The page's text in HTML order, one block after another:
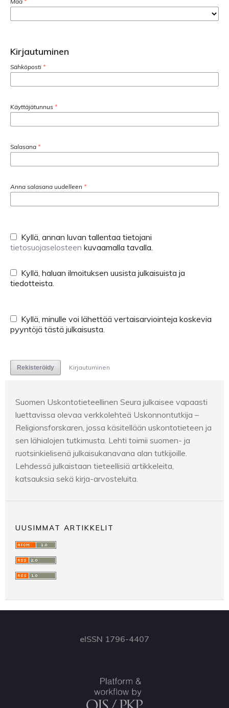
Kirjautuminen
Sähköposti *
Käyttäjätunnus *
Salasana *
Anna salasana uudelleen *
Kyllä, annan luvan tallentaa tietojani
tietosuojaselosteen kuvaamalla tavalla.
tiedotteista.
pyyntöjä tästä julkaisusta.
Rekisteröidy Kirjautuminen
Suomen Uskontotieteellinen Seura julkaisee vapaasti
luettavissa olevaa verkkolehteä Uskonnontutkija –
Religionsforskaren, jossa käsitellään uskontotieteen ja
sen lähialojen tutkimusta. Lehti toimii suomen- ja
ruotsinkielisenä julkaisukanavana alan tutkijoille.
Lehdessä julkaistaan tieteellisiä artikkeleita,
katsauksia sekä kirja-arvosteluita.
UUSIMMAT ARTIKKELIT
eISSN 1796-4407